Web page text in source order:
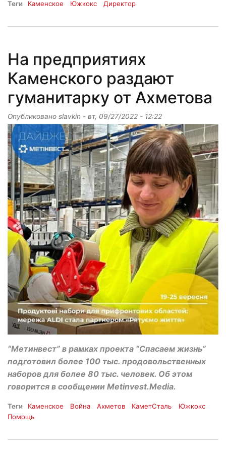
Теги Каменское Южкокс Директор
На предприятиях
Каменского раздают
гуманитарку от Ахметова
Опубликовано slavkin - вт, 09/27/2022 - 12:22
“Метинвест” в рамках проекта “Спасаем жизнь”
подготовил более 100 тыс. продовольственных
наборов для более 80 тыс. человек. Об этом
говорится в сообщении Metinvest.Media.
Теги Каменское Война Ахметов КаметСталь
Южкокс
Помощь